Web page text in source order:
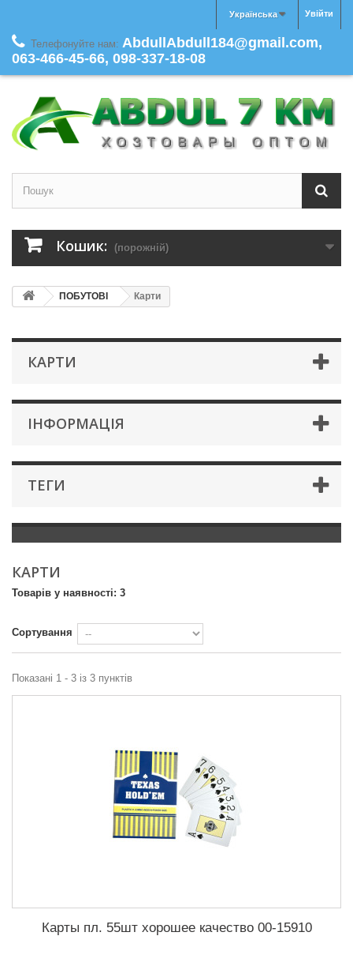
Увійти
Українська
Телефонуйте нам: AbdullAbdull184@gmail.com,
063-466-45-66, 098-337-18-08
Кошик: (порожній)
ПОБУТОВІ Карти
КАРТИ
IНФОРМАЦIЯ
ТЕГИ
КАРТИ
Товарів у наявності: 3
Сортування
Показані 1 - 3 із 3 пунктів
Карты пл. 55шт хорошее качество 00-15910